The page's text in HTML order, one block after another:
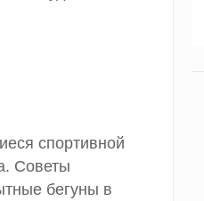
спортивной
Советы
бегуны в